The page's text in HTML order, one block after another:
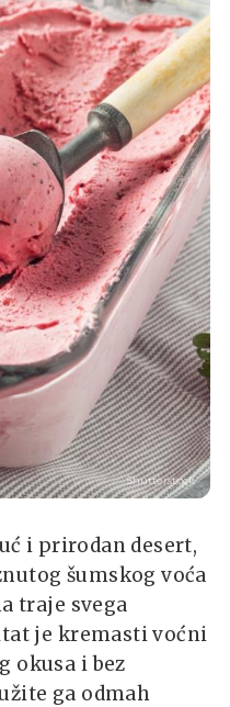
Shutterstock
i prirodan desert,
šumskog voća
traje svega
je kremasti voćni
okusa i bez
ga odmah